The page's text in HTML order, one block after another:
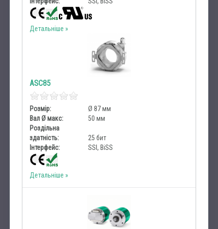
Детальніше
ASC85
Розмір:
Ø 87 мм
Вал Ø макс:
50 мм
Роздільна
здатність:
25 бит
Інтерфейс:
SSI, BiSS
Детальніше